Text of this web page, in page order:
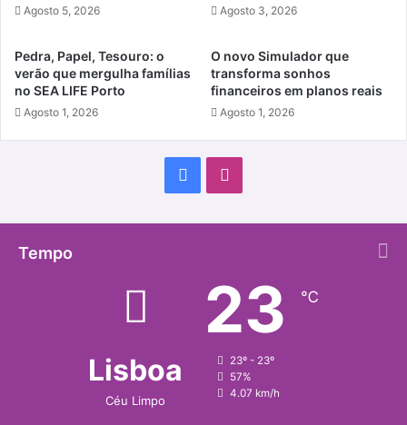
Agosto 5, 2026 Agosto 3, 2026
Pedra, Papel, Tesouro: o
verão que mergulha famílias
no SEA LIFE Porto
Agosto 1, 2026
O novo Simulador que
transforma sonhos
financeiros em planos reais
Agosto 1, 2026
Facebook
Tempo
Lisboa
Céu Limpo
23 ℃
23º - 23º
57%
4.07 km/h